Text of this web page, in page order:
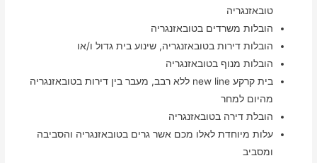
טובאזנגריה
הובלות משרדים בטובאזנגריה
הובלות דירות בטובאזנגריה, שינוע בית גדול ו/או
הובלות מנוף בטובאזנגריה
בית קרקע new line ללא רבב, מעבר בין דירות בטובאזנגריה
מהיום למחר
הובלת דירה בטובאזנגריה
עלות מיוחדת לאלו מכם אשר גרים בטובאזנגריה והסביבה
ומסביב